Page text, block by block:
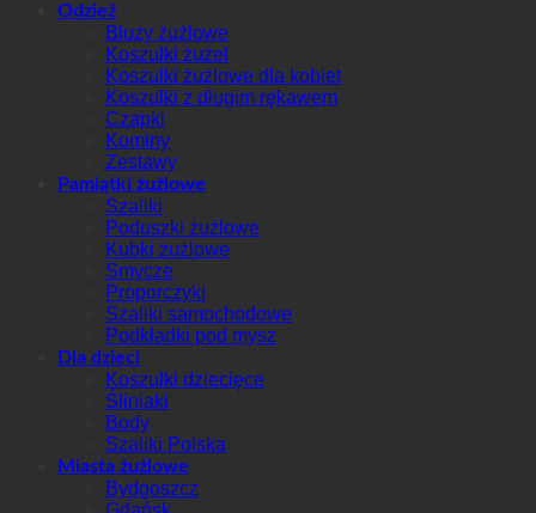
Odzież
Bluzy żużlowe
Koszulki żużel
Koszulki żużlowe dla kobiet
Koszulki z długim rękawem
Czapki
Kominy
Zestawy
Pamiątki żużlowe
Szaliki
Poduszki żużlowe
Kubki żużlowe
Smycze
Proporczyki
Szaliki samochodowe
Podkładki pod mysz
Dla dzieci
Koszulki dziecięce
Śliniaki
Body
Szaliki Polska
Miasta żużlowe
Bydgoszcz